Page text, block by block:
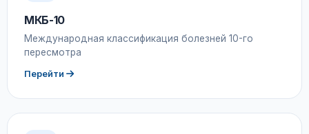
МКБ-10
Международная классификация болезней 10-го
пересмотра
Перейти